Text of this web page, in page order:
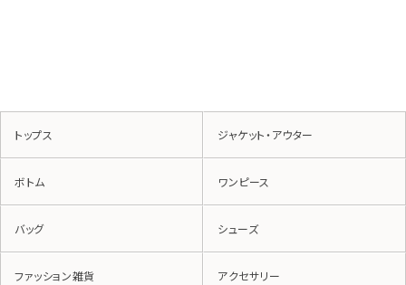
トップス ジャケット・アウター
ボトム ワンピース
バッグ シューズ
ファッション雑貨 アクセサリー